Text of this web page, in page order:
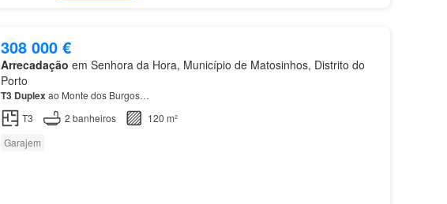
308 000 €
Arrecadação em Senhora da Hora, Município de Matosinhos, Distrito do
Porto
T3 Duplexao Monte dos Burgos…
T3
2 banheiros
120 m²
Garajem